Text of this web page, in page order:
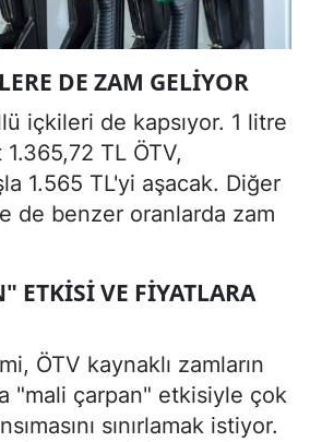
DE ZAM GELIYOR
içkileri de kapsıyor. 1 litre
TL ÖTV,
1.565 TL'yi aşacak. Diğer
de benzer oranlarda zam
ETKISI VE FIYATLARA
ÖTV kaynaklı zamların
"mali çarpan" etkisiyle çok
sınırlamak istiyor.